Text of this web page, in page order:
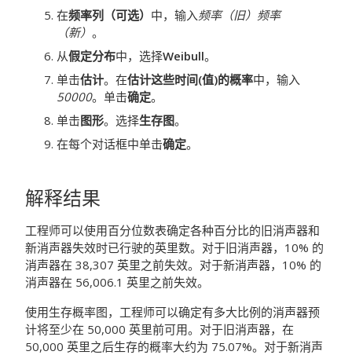
在频率列（可选） 中，输入频率（旧） 频率
（新） 。
从假定分布中，选择Weibull。
单击估计。在估计这些时间(值)的概率中，输入
50000。单击确定。
单击图形。选择生存图。
在每个对话框中单击确定。
解释结果
工程师可以使用百分位数表确定各种百分比的旧消声器和
新消声器失效时已行驶的英里数。对于旧消声器，10% 的
消声器在 38,307 英里之前失效。对于新消声器，10% 的
消声器在 56,006.1 英里之前失效。
使用生存概率图，工程师可以确定有多大比例的消声器预
计将至少在 50,000 英里前可用。对于旧消声器，在
50,000 英里之后生存的概率大约为 75.07%。对于新消声